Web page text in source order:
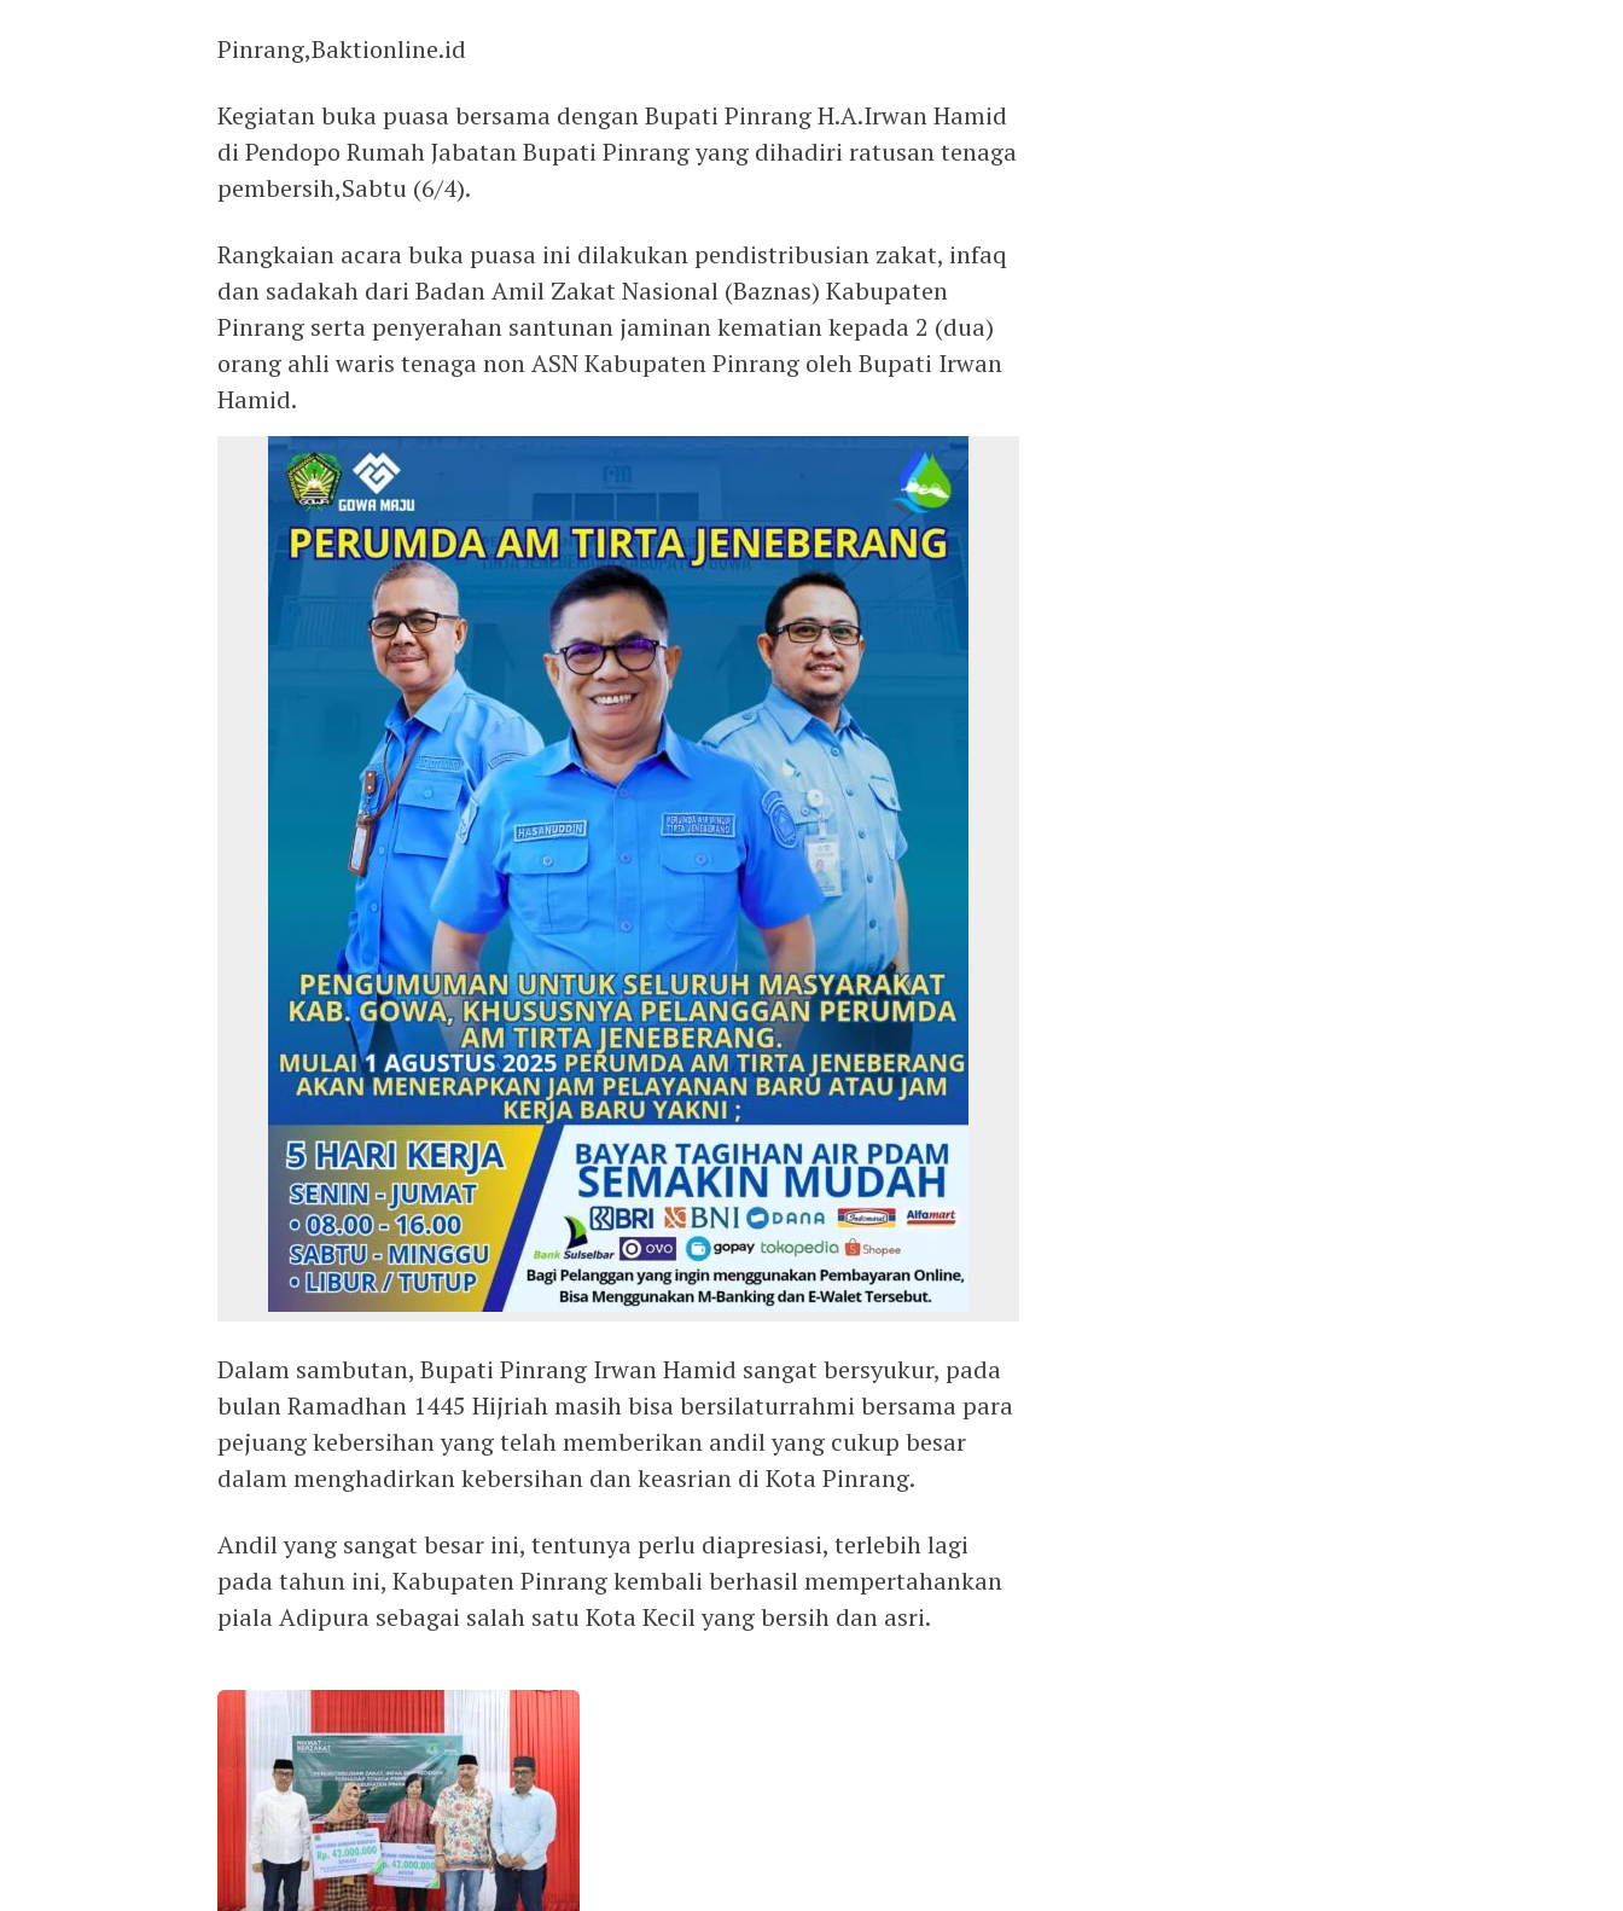
Pinrang,Baktionline.id
Kegiatan buka puasa bersama dengan Bupati Pinrang H.A.Irwan Hamid
di Pendopo Rumah Jabatan Bupati Pinrang yang dihadiri ratusan tenaga
pembersih,Sabtu (6/4).
Rangkaian acara buka puasa ini dilakukan pendistribusian zakat, infaq
dan sadakah dari Badan Amil Zakat Nasional (Baznas) Kabupaten
Pinrang serta penyerahan santunan jaminan kematian kepada 2 (dua)
orang ahli waris tenaga non ASN Kabupaten Pinrang oleh Bupati Irwan
Hamid.
Dalam sambutan, Bupati Pinrang Irwan Hamid sangat bersyukur, pada
bulan Ramadhan 1445 Hijriah masih bisa bersilaturrahmi bersama para
pejuang kebersihan yang telah memberikan andil yang cukup besar
dalam menghadirkan kebersihan dan keasrian di Kota Pinrang.
Andil yang sangat besar ini, tentunya perlu diapresiasi, terlebih lagi
pada tahun ini, Kabupaten Pinrang kembali berhasil mempertahankan
piala Adipura sebagai salah satu Kota Kecil yang bersih dan asri.